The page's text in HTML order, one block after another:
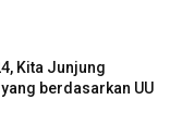
Kita Junjung
berdasarkan UU